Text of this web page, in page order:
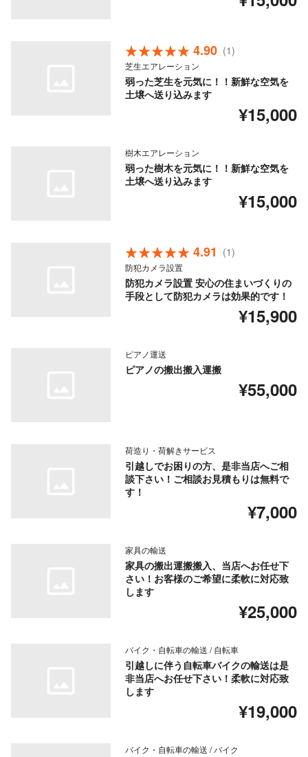
4.90 (1)
芝生エアレーション
弱った芝生を元気に！！新鮮な空気を
土壌へ送り込みます
¥15,000
樹木エアレーション
弱った樹木を元気に！！新鮮な空気を
土壌へ送り込みます
¥15,000
4.91 (1)
防犯カメラ設置
防犯カメラ設置 安心の住まいづくりの
手段として防犯カメラは効果的です！
¥15,900
ピアノ運送
ピアノの搬出搬入運搬
¥55,000
荷造り・荷解きサービス
引越しでお困りの方、是非当店へご相
談下さい！ご相談お見積もりは無料で
す！
¥7,000
家具の輸送
家具の搬出運搬搬入、当店へお任せ下
さい！お客様のご希望に柔軟に対応致
します
¥25,000
バイク・自転車の輸送 / 自転車
引越しに伴う自転車バイクの輸送は是
非当店へお任せ下さい！柔軟に対応致
します
¥19,000
バイク・自転車の輸送 / バイク